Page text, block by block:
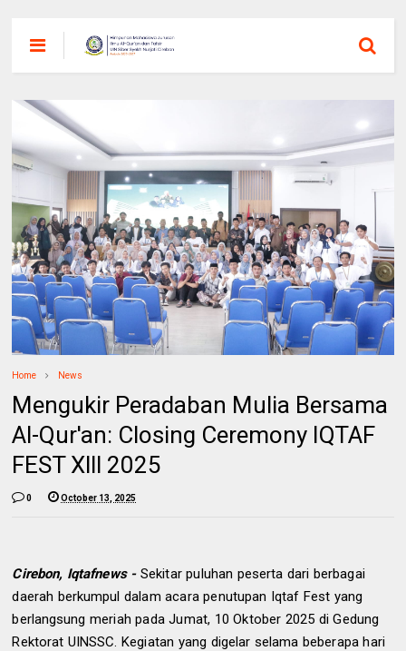
Home News
Mengukir Peradaban Mulia Bersama
Al-Qur'an: Closing Ceremony IQTAF
FEST Xlll 2025
0 October 13, 2025
Cirebon, Iqtafnews -Sekitar puluhan peserta dari berbagai
daerah berkumpul dalam acara penutupan Iqtaf Fest yang
berlangsung meriah pada Jumat, 10 Oktober 2025 di Gedung
Rektorat UINSSC. Kegiatan yang digelar selama beberapa hari